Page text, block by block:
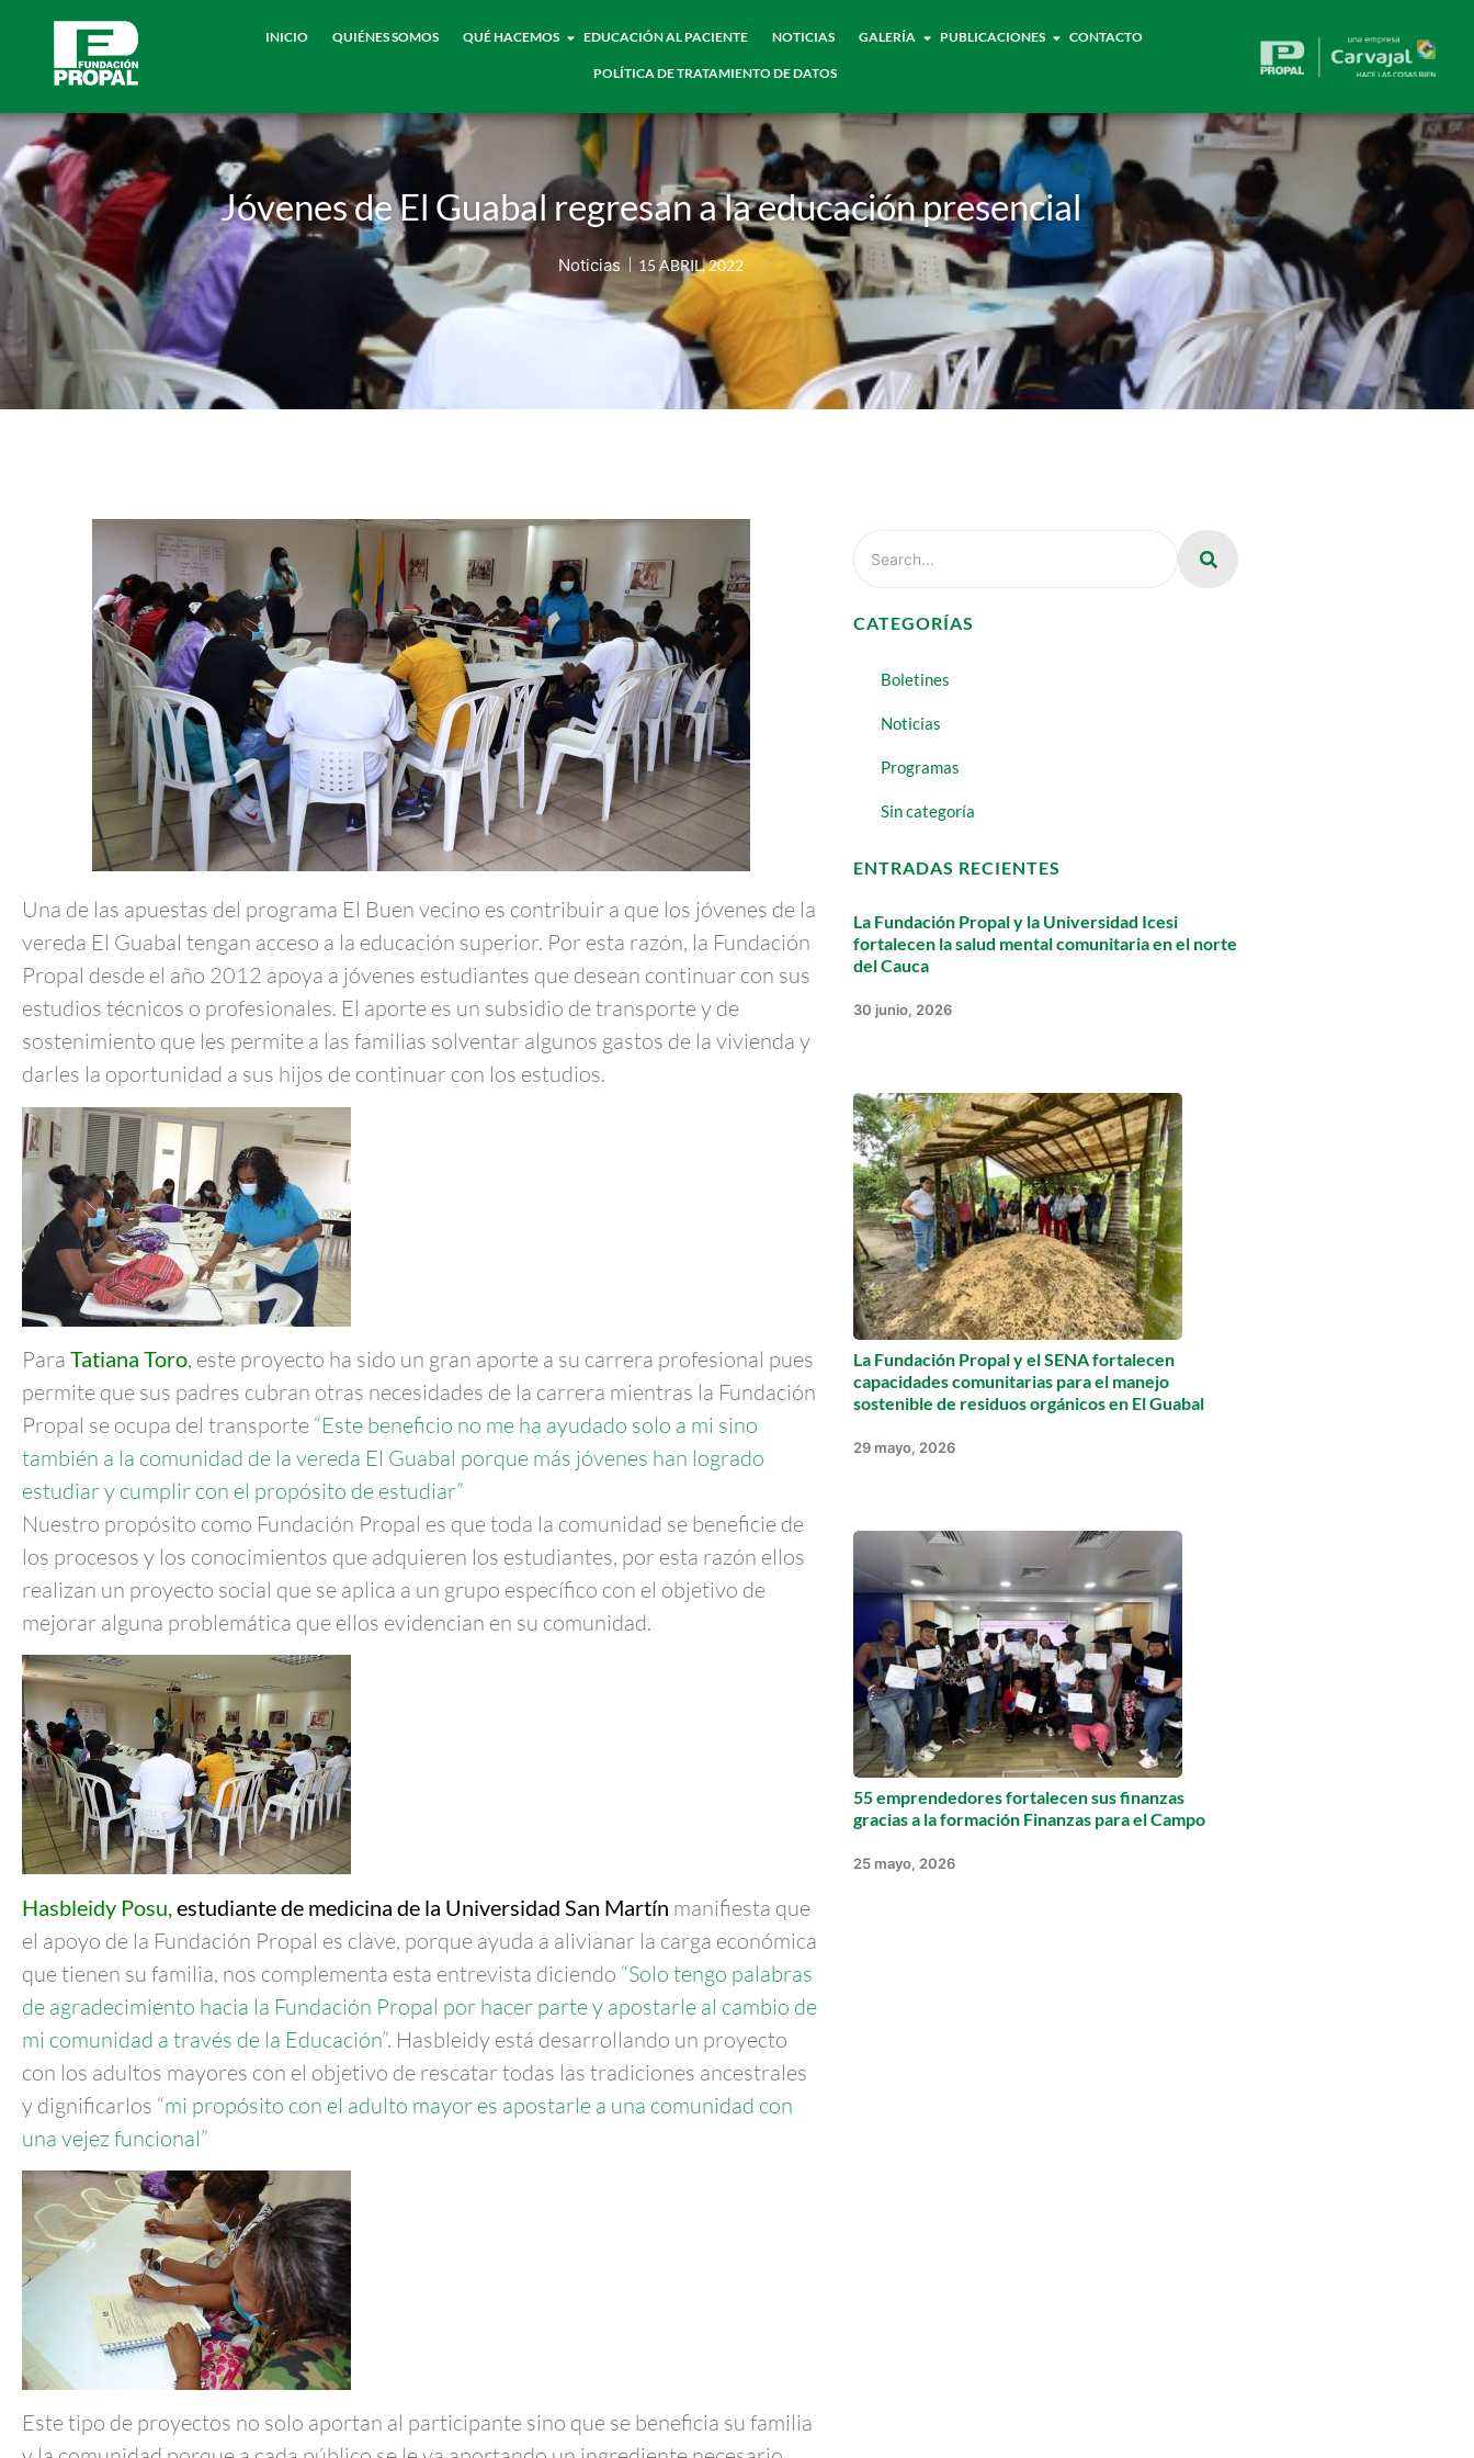
INICIO QUIÉNES SOMOS QUÉ HACEMOS EDUCACIÓN AL PACIENTE NOTICIAS GALERÍA PUBLICACIONES CONTACTO
POLÍTICA DE TRATAMIENTO DE DATOS
Jóvenes de El Guabal regresan a la educación presencial
Noticias 15 ABRIL, 2022
Una de las apuestas del programa El Buen vecino es contribuir a que los jóvenes de la
vereda El Guabal tengan acceso a la educación superior. Por esta razón, la Fundación
Propal desde el año 2012 apoya a jóvenes estudiantes que desean continuar con sus
estudios técnicos o profesionales. El aporte es un subsidio de transporte y de
sostenimiento que les permite a las familias solventar algunos gastos de la vivienda y
darles la oportunidad a sus hijos de continuar con los estudios.
Para Tatiana Toro, este proyecto ha sido un gran aporte a su carrera profesional pues
permite que sus padres cubran otras necesidades de la carrera mientras la Fundación
Propal se ocupa del transporte “Este beneficio no me ha ayudado solo a mi sino
también a la comunidad de la vereda El Guabal porque más jóvenes han logrado
estudiar y cumplir con el propósito de estudiar”
Nuestro propósito como Fundación Propal es que toda la comunidad se beneficie de
los procesos y los conocimientos que adquieren los estudiantes, por esta razón ellos
realizan un proyecto social que se aplica a un grupo específico con el objetivo de
mejorar alguna problemática que ellos evidencian en su comunidad.
Hasbleidy Posu,estudiante de medicina de la Universidad San Martín manifiesta que
el apoyo de la Fundación Propal es clave, porque ayuda a alivianar la carga económica
que tienen su familia, nos complementa esta entrevista diciendo “Solo tengo palabras
de agradecimiento hacia la Fundación Propal por hacer parte y apostarle al cambio de
mi comunidad a través de la Educación”. Hasbleidy está desarrollando un proyecto
con los adultos mayores con el objetivo de rescatar todas las tradiciones ancestrales
y dignificarlos “mi propósito con el adulto mayor es apostarle a una comunidad con
una vejez funcional”
Este tipo de proyectos no solo aportan al participante sino que se beneficia su familia
CATEGORÍAS
Boletines
Noticias
Programas
Sin categoría
ENTRADAS RECIENTES
La Fundación Propal y la Universidad Icesi
fortalecen la salud mental comunitaria en el norte
del Cauca
30 junio, 2026
La Fundación Propal y el SENA fortalecen
capacidades comunitarias para el manejo
sostenible de residuos orgánicos en El Guabal
29 mayo, 2026
55 emprendedores fortalecen sus finanzas
gracias a la formación Finanzas para el Campo
25 mayo, 2026